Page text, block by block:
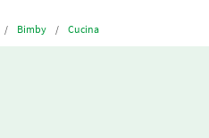
Bimby Cucina